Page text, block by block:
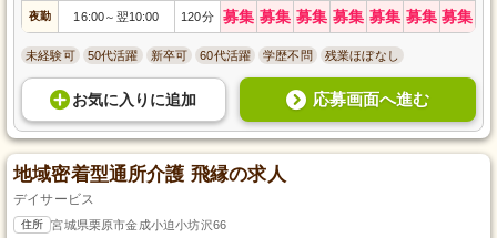
夜勤 16:00～ 翌10:00 120分 募集 募集 募集 募集 募集 募集 募集
未経験可 50代活躍 新卒可 60代活躍 学歴不問 残業ほぼなし
お気に入り に追加 応募画面へ進む
地域密着型通所介護 飛縁の求人
デイサービス
住所 宮城県栗原市金成小迫小坊沢66